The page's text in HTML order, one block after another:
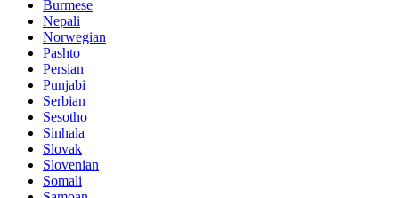
Burmese
Nepali
Norwegian
Pashto
Persian
Punjabi
Serbian
Sesotho
Sinhala
Slovak
Slovenian
Somali